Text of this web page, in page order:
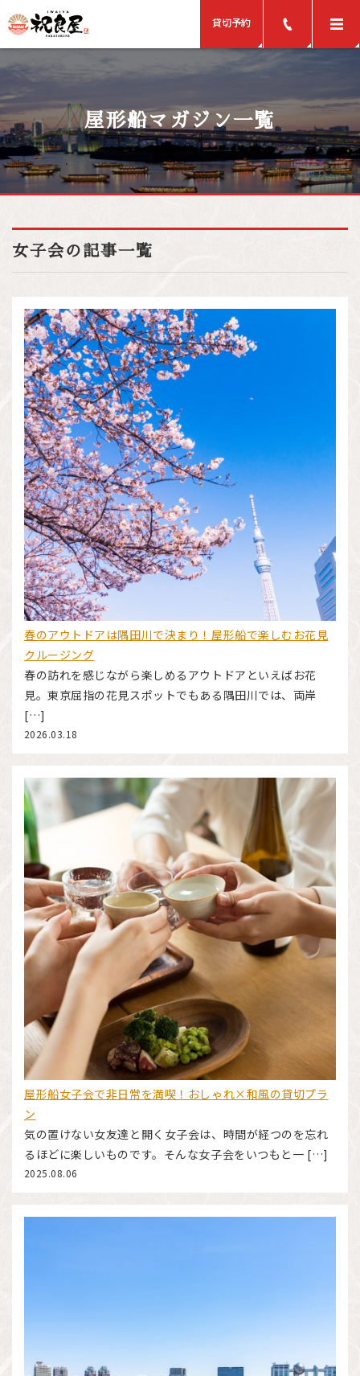
貸切予約
屋形船マガジン一覧
女子会の記事一覧
春のアウトドアは隅田川で決まり！屋形船で楽しむお花見
クルージング
春の訪れを感じながら楽しめるアウトドアといえばお花
見。東京屈指の花見スポットでもある隅田川では、両岸
[…]
2026.03.18
屋形船女子会で非日常を満喫！おしゃれ×和風の貸切プラ
ン
気の置けない女友達と開く女子会は、時間が経つのを忘れ
るほどに楽しいものです。そんな女子会をいつもと一 […]
2025.08.06